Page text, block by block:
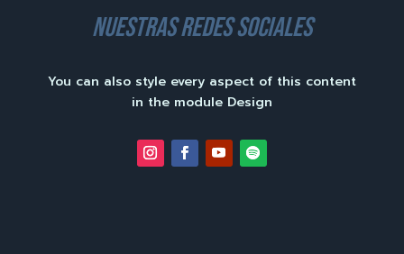
nuestras redes sociales
You can also style every aspect of this content
in the module Design